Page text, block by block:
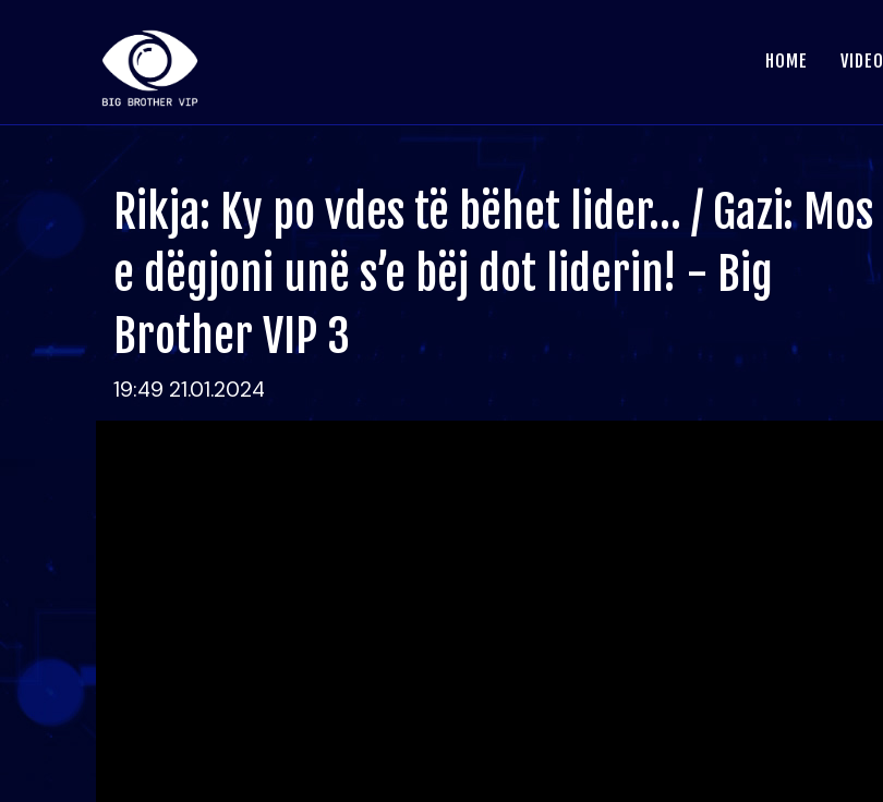
HOME VIDEO
Rikja: Ky po vdes të bëhet lider… / Gazi: Mos
e dëgjoni unë s’e bëj dot liderin! - Big
Brother VIP 3
19:49 21.01.2024